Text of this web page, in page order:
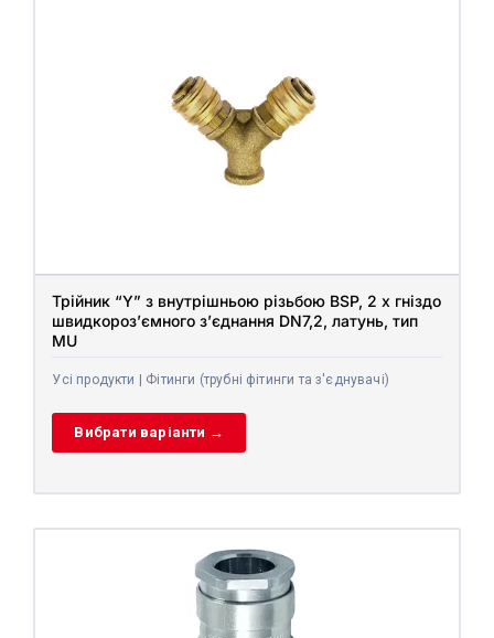
Трійник “Y” з внутрішньою різьбою BSP, 2 x гніздо
швидкороз’ємного з’єднання DN7,2, латунь, тип
MU
Усі продукти | Фітинги (трубні фітинги та з'єднувачі)
Вибрати варіанти →